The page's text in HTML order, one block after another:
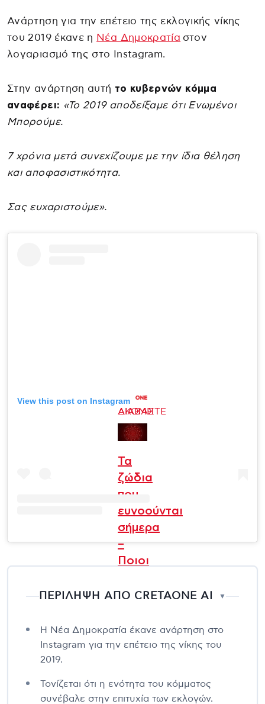
Ανάρτηση για την επέτειο της εκλογικής νίκης
του 2019 έκανε η Νέα Δημοκρατία στον
λογαριασμό της στο Instagram.
Στην ανάρτηση αυτή το κυβερνών κόμμα
αναφέρει: «Το 2019 αποδείξαμε ότι Ενωμένοι
Μπορούμε.
7 χρόνια μετά συνεχίζουμε με την ίδια θέληση
και αποφασιστικότητα.
Σας ευχαριστούμε».
ΔΙΑΒΑΣΤΕ ΑΚΟΜΗ
Τα
ζώδια
που
ευνοούνται
σήμερα
–
Ποιοι
οι
της
ημέρας
View this post on Instagram
ΠΕΡΙΛΗΨΗ ΑΠΟ CRETAONE AI ▼
Η Νέα Δημοκρατία έκανε ανάρτηση στο
Instagram για την επέτειο της νίκης του
2019.
Τονίζεται ότι η ενότητα του κόμματος
συνέβαλε στην επιτυχία των εκλογών.